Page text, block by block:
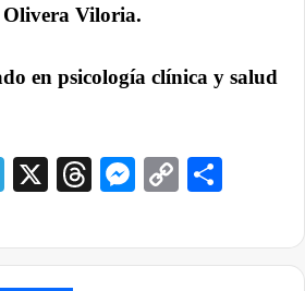
Viloria.
en psicología clínica y salud
Telegram
X ThreadsCopy